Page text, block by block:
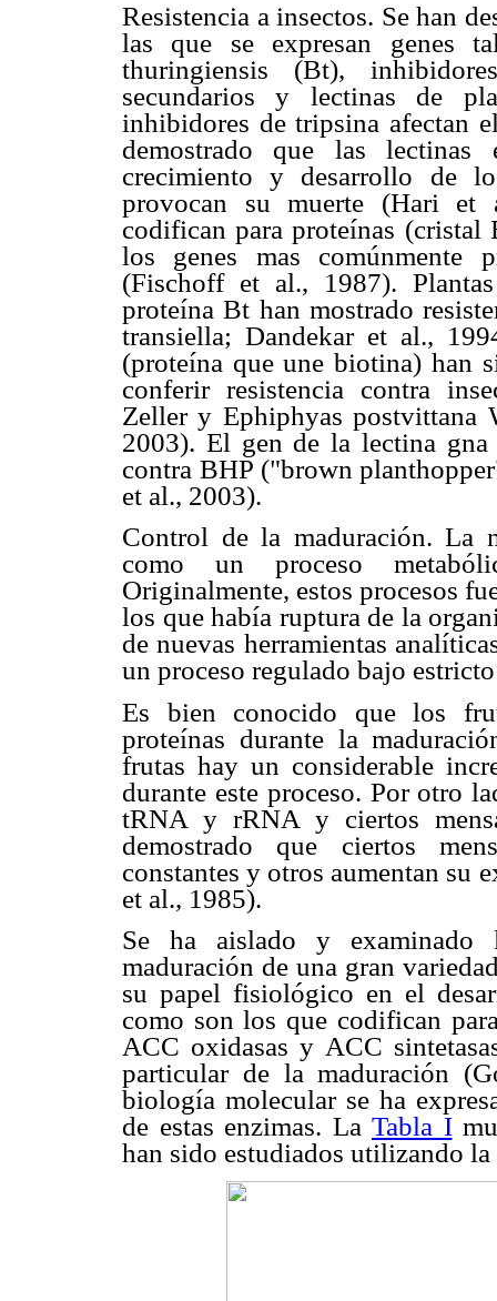
Resistencia a insectos. Se han
las que se expresan genes
thuringiensis (Bt),
secundarios y lectinas de
inhibidores de tripsina afectan
demostrado que las
crecimiento y desarrollo de
provocan su muerte (Hari et
codifican para proteínas
los genes mas comúnmente
(Fischoff et al., 1987).
proteína Bt han mostrado
transiella; Dandekar et al.,
(proteína que une biotina) han
conferir resistencia contra
Zeller y Ephiphyas postvittana
2003). El gen de la lectina
contra BHP ("brown
et al., 2003).
Control de la maduración. La
como un proceso
Originalmente, estos procesos
los que había ruptura de la
de nuevas herramientas
un proceso regulado bajo
Es bien conocido que los
proteínas durante la
frutas hay un considerable
durante este proceso. Por otro
tRNA y rRNA y ciertos
demostrado que ciertos
constantes y otros aumentan su
et al., 1985).
Se ha aislado y examinado
maduración de una gran
su papel fisiológico en el
como son los que codifican
ACC oxidasas y ACC
particular de la maduración
biología molecular se ha
de estas enzimas. La Tabla I
han sido estudiados utilizando